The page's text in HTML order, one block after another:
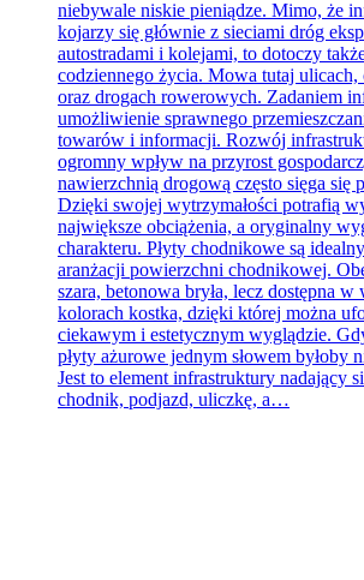
niebywale niskie pieniądze. Mimo, że
kojarzy się głównie z sieciami dróg
autostradami i kolejami, to dotoczy
codziennego życia. Mowa tutaj ulicach,
oraz drogach rowerowych. Zadaniem
umożliwienie sprawnego
towarów i informacji. Rozwój
ogromny wpływ na przyrost
nawierzchnią drogową często sięga się
Dzięki swojej wytrzymałości potrafią
największe obciążenia, a oryginalny
charakteru. Płyty chodnikowe są
aranżacji powierzchni chodnikowej.
szara, betonowa bryła, lecz dostępna
kolorach kostka, dzięki której można
ciekawym i estetycznym wyglądzie.
płyty ażurowe jednym słowem byłoby
Jest to element infrastruktury nadający
chodnik, podjazd, uliczkę, a…